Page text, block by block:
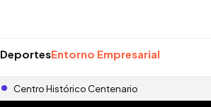
DeportesEntorno Empresarial
Centro Histórico Centenario